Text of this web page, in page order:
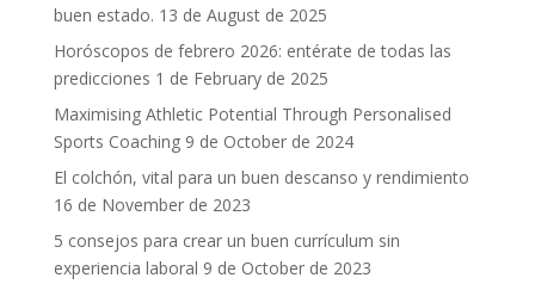
buen estado. 13 de August de 2025
Horóscopos de febrero 2026: entérate de todas las
predicciones 1 de February de 2025
Maximising Athletic Potential Through Personalised
Sports Coaching 9 de October de 2024
El colchón, vital para un buen descanso y rendimiento
16 de November de 2023
5 consejos para crear un buen currículum sin
experiencia laboral 9 de October de 2023